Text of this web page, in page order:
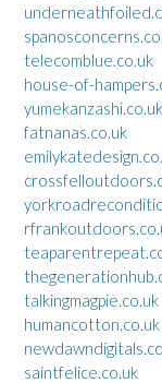
telecomblue.co.uk
house-of-
yumekanzashi.co.uk
fatnanas.co.uk
talkingmagpie.co.uk
humancotton.co.uk
saintfelice.co.uk